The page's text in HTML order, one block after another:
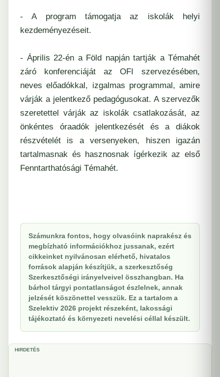
- A program támogatja az iskolák helyi
kezdeményezéseit.
- Április 22-én a Föld napján tartják a Témahét
záró konferenciáját az OFI szervezésében,
neves előadókkal, izgalmas programmal, amire
várják a jelentkező pedagógusokat. A szervezők
szeretettel várják az iskolák csatlakozását, az
önkéntes óraadók jelentkezését és a diákok
részvételét is a versenyeken, hiszen igazán
tartalmasnak és hasznosnak ígérkezik az első
Fenntarthatósági Témahét.
Számunkra fontos, hogy olvasóink naprakész és
megbízható információkhoz jussanak, ezért
cikkeinket nyilvánosan elérhető, hivatalos
források alapján készítjük, a szerkesztőség
Szerkesztőségi irányelveivel összhangban. Ha
bárhol tárgyi pontatlanságot észlelnek, annak
jelzését köszönettel vesszük. Ez a tartalom a
Szelektiv 2026 projekt részeként, lakossági
tájékoztató és környezeti nevelési céllal készült.
HIRDETÉS